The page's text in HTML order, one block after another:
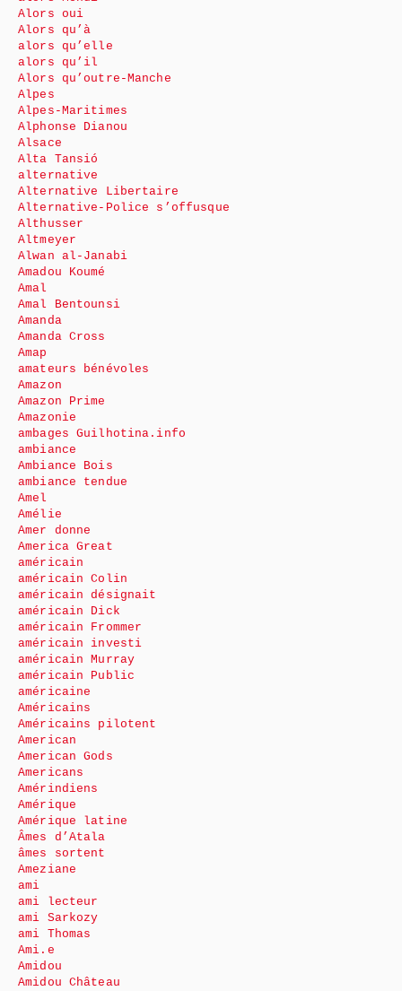
Alors oui
Alors qu’à
alors qu’elle
alors qu’il
Alors qu’outre-Manche
Alpes
Alpes-Maritimes
Alphonse Dianou
Alsace
Alta Tansió
alternative
Alternative Libertaire
Alternative-Police s’offusque
Althusser
Altmeyer
Alwan al-Janabi
Amadou Koumé
Amal
Amal Bentounsi
Amanda
Amanda Cross
Amap
amateurs bénévoles
Amazon
Amazon Prime
Amazonie
ambages Guilhotina.info
ambiance
Ambiance Bois
ambiance tendue
Amel
Amélie
Amer donne
America Great
américain
américain Colin
américain désignait
américain Dick
américain Frommer
américain investi
américain Murray
américain Public
américaine
Américains
Américains pilotent
American
American Gods
Americans
Amérindiens
Amérique
Amérique latine
Âmes d’Atala
âmes sortent
Ameziane
ami
ami lecteur
ami Sarkozy
ami Thomas
Ami.e
Amidou
Amidou Château